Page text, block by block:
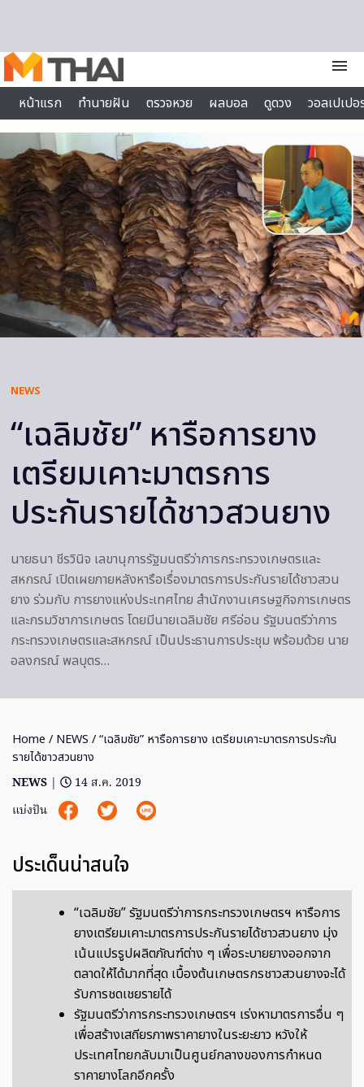
menu
หน้าแรก
ทำนายฝัน ตรวจหวย ผลบอล ดูดวง
วอลเปเป
ไลฟ์สไตล์
NEWS
“เฉลิมชัย” หารือการยาง
เตรียมเคาะมาตรการ
ประกันรายได้ชาวสวนยาง
นายธนา ชีรวินิจ เลขานุการรัฐมนตรีว่าการกระทรวงเกษตรและ
สหกรณ์ เปิดเผยภายหลังหารือเรื่องมาตรการประกันรายได้ชาวสวน
ยาง ร่วมกับ การยางแห่งประเทศไทย สำนักงานเศรษฐกิจการเกษตร
และกรมวิชาการเกษตร โดยมีนายเฉลิมชัย ศรีอ่อน รัฐมนตรีว่าการ
กระทรวงเกษตรและสหกรณ์ เป็นประธานการประชุม พร้อมด้วย นาย
อลงกรณ์ พลบุตร…
Home / NEWS / “เฉลิมชัย” หารือการยาง เตรียมเคาะมาตรการประกัน
รายได้ชาวสวนยาง
NEWS |
14 ส.ค. 2019
แบ่งปัน
ประเด็นน่าสนใจ
“เฉลิมชัย” รัฐมนตรีว่าการกระทรวงเกษตรฯ หารือการ
ยางเตรียมเคาะมาตรการประกันรายได้ชาวสวนยาง มุ่ง
เน้นแปรรูปผลิตภัณฑ์ต่าง ๆ เพื่อระบายยางออกจาก
ตลาดให้ได้มากที่สุด เบื้องต้นเกษตรกรชาวสวนยางจะได้
รับการชดเชยรายได้
รัฐมนตรีว่าการกระทรวงเกษตรฯ เร่งหามาตรการอื่น ๆ
เพื่อสร้างเสถียรภาพราคายางในระยะยาว หวังให้
ประเทศไทยกลับมาเป็นศูนย์กลางของการกำหนด
ราคายางโลกอีกครั้ง